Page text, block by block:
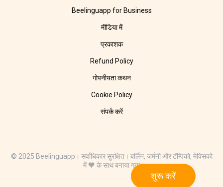
शुरू करें
Beelinguapp for Business
मीडिया में
प्रकाशक
Refund Policy
गोपनीयता कथन
Cookie Policy
संपर्क करें
© 2025 Beelinguapp। सर्वाधिकार सुरक्षित। बर्लिन, जर्मनी और टॅम्पिको, मेक्सिको
में 🧡 के साथ बनाया गया